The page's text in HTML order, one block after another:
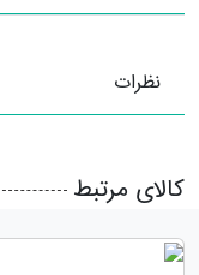
نظرات
کالای مرتبط